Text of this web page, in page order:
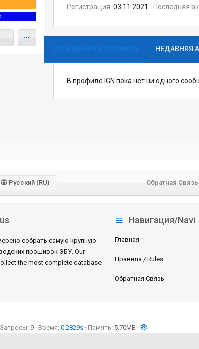
Регистрация 03.11.2021 Последняя
СООБЩЕНИЯ В ПРОФИЛЕ НЕДАВНЯЯ
В профиле IGN пока нет ни одного
собрать самую крупную
прошивок ЭБУ. Our
the most complete database
Навигация/Navi
Главная
Правила / Rules
Обратная Связь
Русский (RU) Обратная Связь
Запросы 9 Время 0.2829s Память 5.70MB